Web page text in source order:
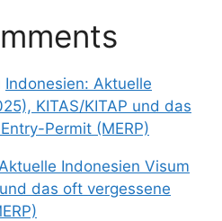
Indonesien: Aktuelle
KITAS/KITAP und das
Permit (MERP)
Indonesien Visum
das oft vergessene